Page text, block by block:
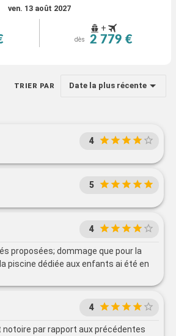
ven. 13 août 2027
+
dès 2 779 €
TRIER PAR Date la plus récente
4
5
4
proposées; dommage que pour la
piscine dédiée aux enfants ai été en
4
notoire par rapport aux précédentes